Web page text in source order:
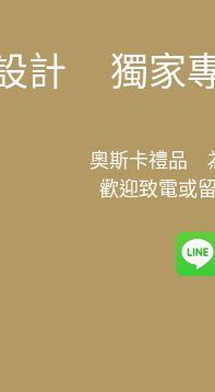
計 獨家
奧斯卡禮品
歡迎致電或